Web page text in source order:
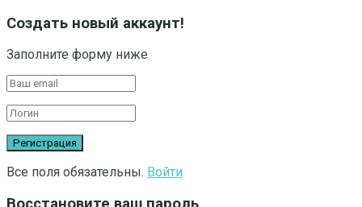
Создать новый аккаунт!
Заполните форму ниже
Все поля обязательны. Войти